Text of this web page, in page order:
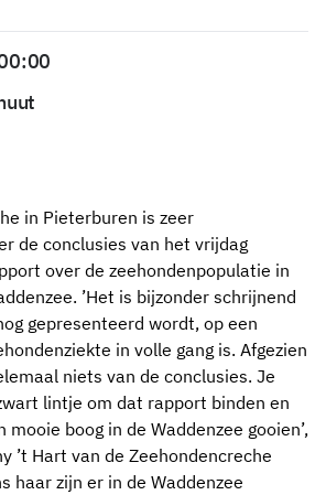
in Pieterburen is zeer
de conclusies van het vrijdag
over de zeehondenpopulatie in
’Het is bijzonder schrijnend
gepresenteerd wordt, op een
in volle gang is. Afgezien
niets van de conclusies. Je
lintje om dat rapport binden en
boog in de Waddenzee gooien’,
’t Hart van de Zeehondencreche
haar zijn er in de Waddenzee